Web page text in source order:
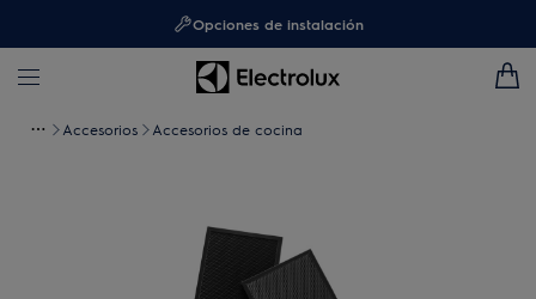
Opciones de instalación
Accesorios Accesorios de cocina